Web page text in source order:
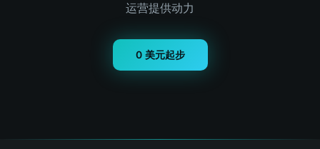
运营提供动力
0 美元起步